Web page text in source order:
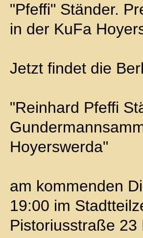
"Pfeffi" Ständer.
in der KuFa
Jetzt findet die
"Reinhard Pfeffi
Hoyerswerda"
am kommenden
19:00 im
Pistoriusstraße